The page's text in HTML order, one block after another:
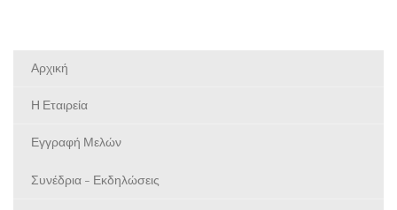
Αρχική
Η Εταιρεία
Εγγραφή Μελών
Συνέδρια - Εκδηλώσεις